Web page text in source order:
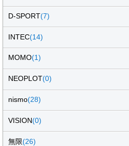
D-SPORT(7)
INTEC(14)
MOMO(1)
NEOPLOT(0)
nismo(28)
VISION(0)
無限(26)